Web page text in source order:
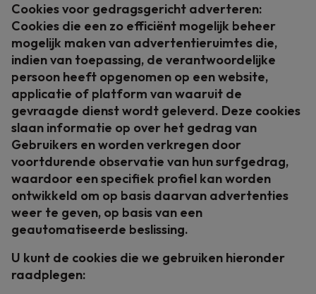
Cookies voor gedragsgericht adverteren:
Cookies die een zo efficiënt mogelijk beheer
mogelijk maken van advertentieruimtes die,
indien van toepassing, de verantwoordelijke
persoon heeft opgenomen op een website,
applicatie of platform van waaruit de
gevraagde dienst wordt geleverd. Deze cookies
slaan informatie op over het gedrag van
Gebruikers en worden verkregen door
voortdurende observatie van hun surfgedrag,
waardoor een specifiek profiel kan worden
ontwikkeld om op basis daarvan advertenties
weer te geven, op basis van een
geautomatiseerde beslissing.
U kunt de cookies die we gebruiken hieronder
raadplegen: